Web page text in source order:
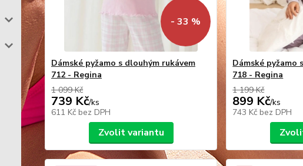
- 33 %
Dámské pyžamo s dlouhým rukávem
712 - Regina
1 099 Kč
739 Kč/ks
611 Kč bez DPH
Zvolit variantu
Dámské pyžamo
718 - Regina
1 199 Kč
899 Kč/ks
743 Kč bez DPH